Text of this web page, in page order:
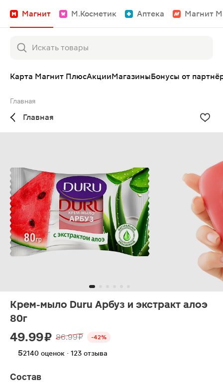
Магнит М.Косметик Аптека Магнит
Карта Магнит ПлюсАкцииМагазиныБонусы от
Главная
Главная
Крем-мыло Duru Арбуз и экстракт алоэ
80г
49.99 ₽ 86.99 ₽ -42%
52140 оценок · 123 отзыва
Состав